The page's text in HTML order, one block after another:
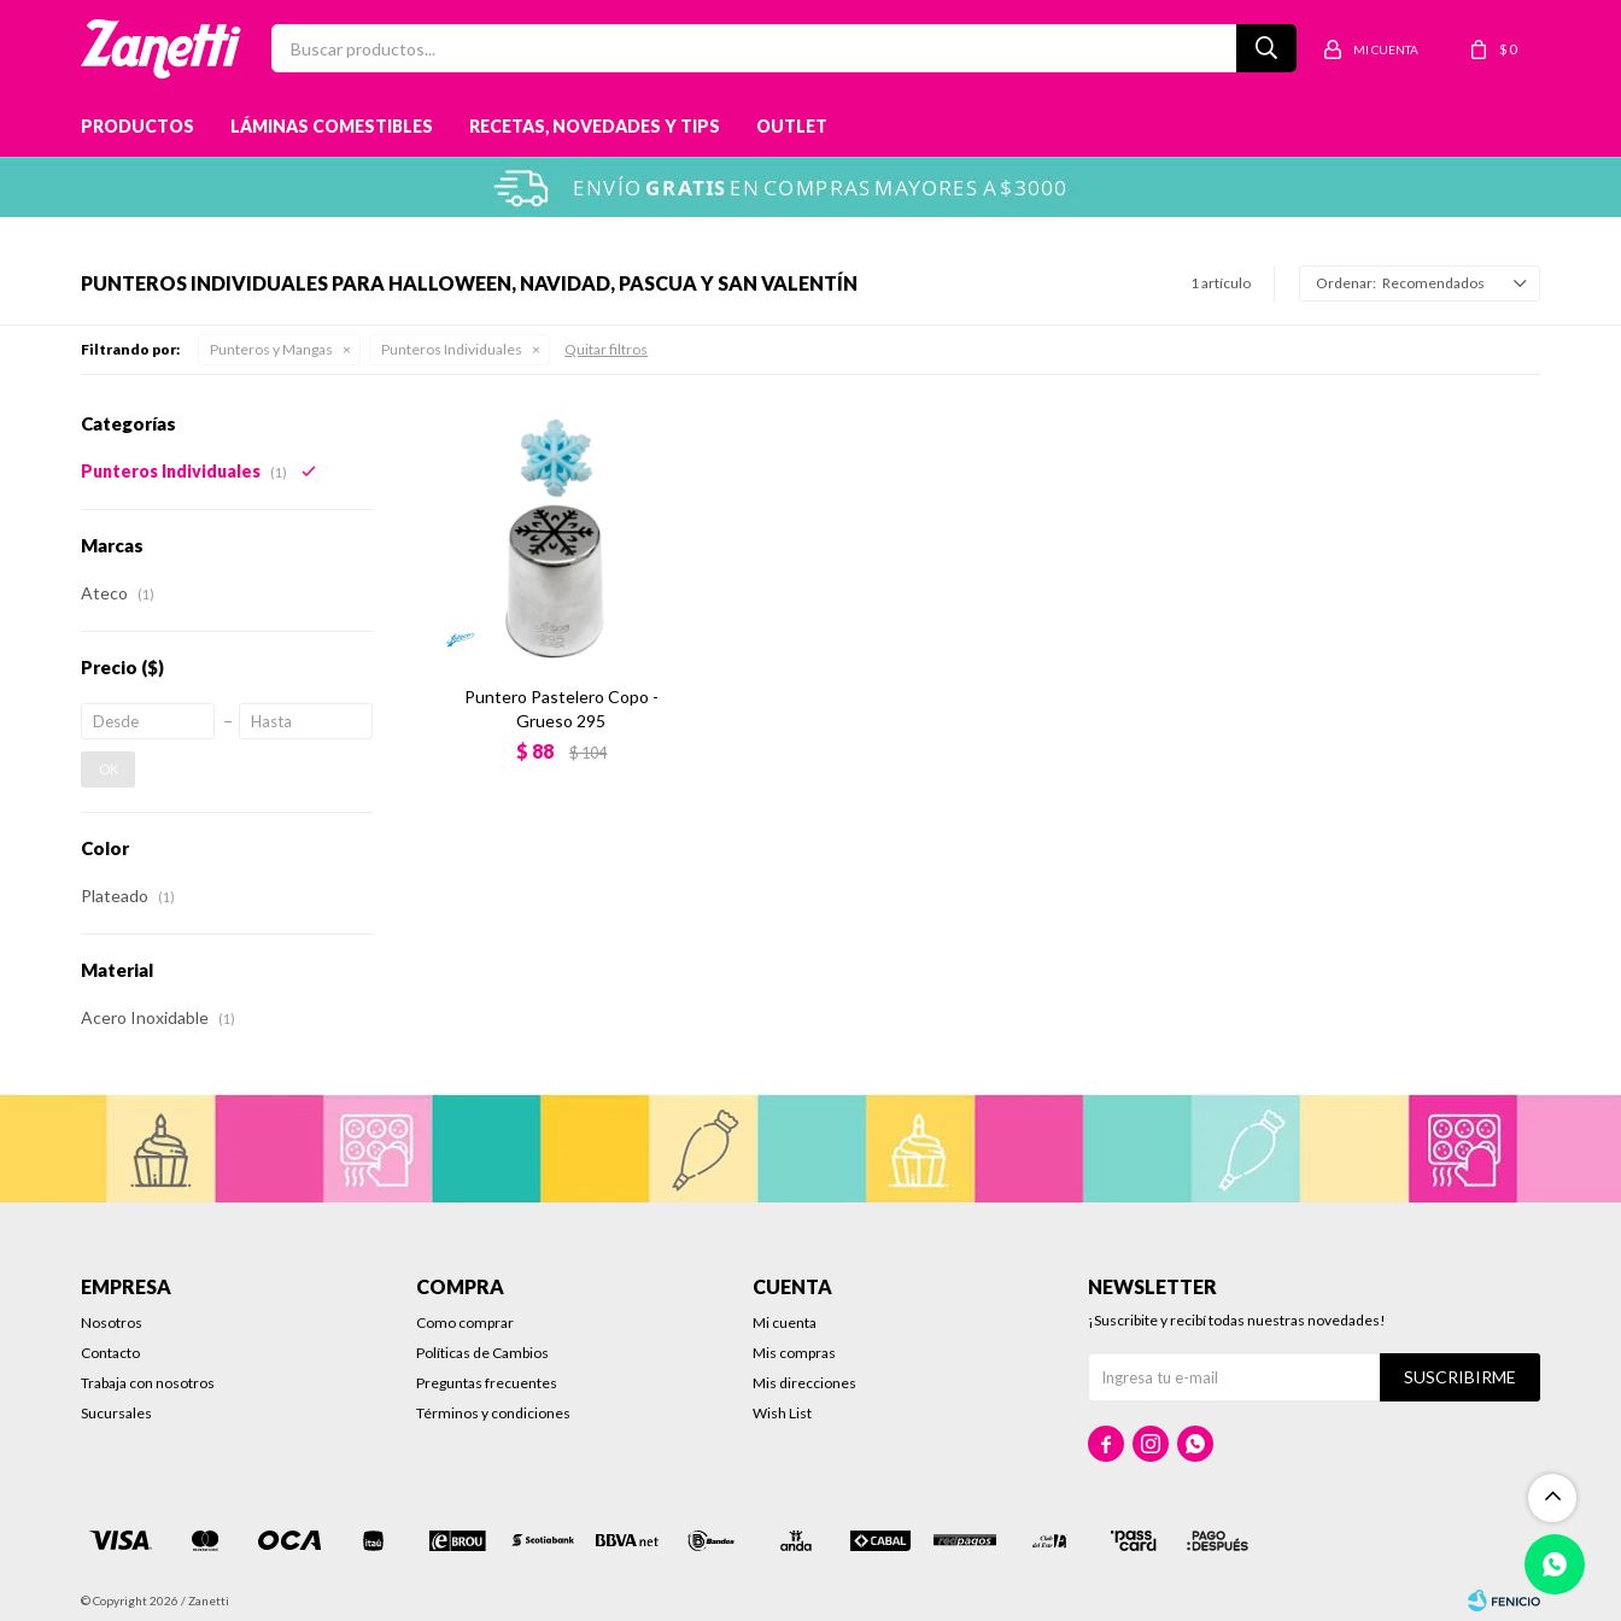
PRODUCTOS LÁMINAS COMESTIBLES RECETAS, NOVEDADES Y TIPS OUTLET
$ 0
PUNTEROS INDIVIDUALES PARA HALLOWEEN, NAVIDAD, PASCUA Y SAN VALENTÍN 1 artículo Recomendados
Filtrando por: Punteros y Mangas Punteros Individuales Quitar filtros
Puntero Pastelero Copo -
Grueso 295
$ 88 $104
Categorías
Punteros Individuales (1)
Marcas
Ateco (1)
Precio ($)
OK
Color
Plateado (1)
Material
Acero Inoxidable (1)
EMPRESA
Nosotros
Contacto
Trabaja con nosotros
Sucursales
COMPRA
Como comprar
Políticas de Cambios
Preguntas frecuentes
Términos y condiciones
CUENTA
Mi cuenta
Mis compras
Mis direcciones
Wish List
NEWSLETTER
¡Suscribite y recibí todas nuestras novedades!
SUSCRIBIRME
  
© Copyright 2026 / Zanetti